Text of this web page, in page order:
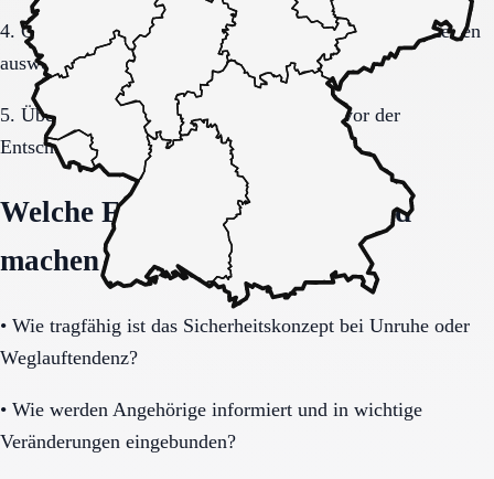
4. Gespräche und Besichtigungen mit festen Muss-Kriterien
auswerten.
5. Übergang, Kommunikation und Kosten vor der
Entscheidung vollständig klären.
Welche Fragen den Unterschied
machen
• Wie tragfähig ist das Sicherheitskonzept bei Unruhe oder
Weglauftendenz?
• Wie werden Angehörige informiert und in wichtige
Veränderungen eingebunden?